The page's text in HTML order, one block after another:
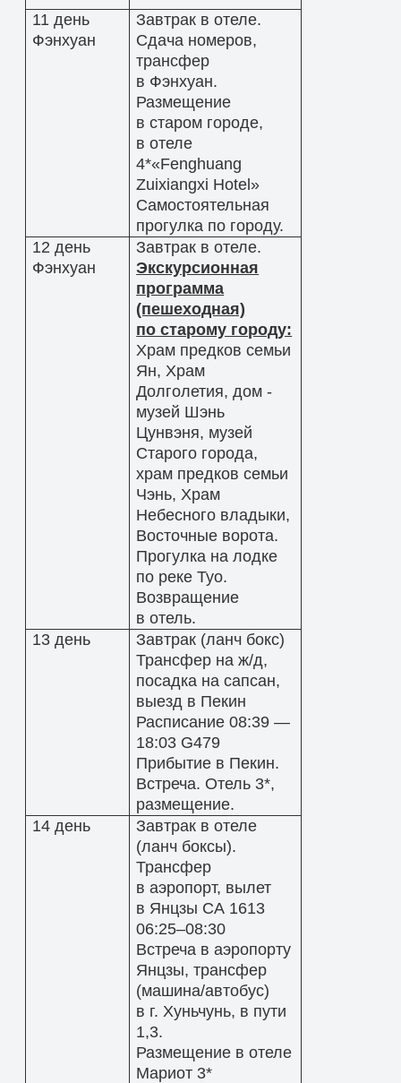
11 день
Фэнхуан
Завтрак в отеле.
Сдача номеров,
трансфер
в Фэнхуан.
Размещение
в старом городе,
в отеле
4*«Fenghuang
Zuixiangxi Hotel»
Самостоятельная
прогулка по городу.
12 день
Фэнхуан
Завтрак в отеле.
Экскурсионная
программа
(пешеходная)
по старому городу:
Храм предков семьи
Ян, Храм
Долголетия, дом -
музей Шэнь
Цунвэня, музей
Старого города,
храм предков семьи
Чэнь, Храм
Небесного владыки,
Восточные ворота.
Прогулка на лодке
по реке Туо.
Возвращение
в отель.
13 день
Завтрак (ланч бокс)
Трансфер на ж/д,
посадка на сапсан,
выезд в Пекин
Расписание 08:39 —
18:03 G479
Прибытие в Пекин.
Встреча. Отель 3*,
размещение.
14 день
Завтрак в отеле
(ланч боксы).
Трансфер
в аэропорт, вылет
в Янцзы СА 1613
06:25–08:30
Встреча в аэропорту
Янцзы, трансфер
(машина/автобус)
в г. Хуньчунь, в пути
1,3.
Размещение в отеле
Мариот 3*